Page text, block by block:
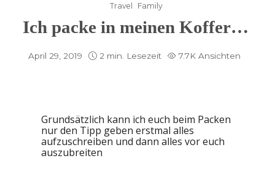
Travel Family
Ich packe in meinen Koffer…
April 29, 2019 2 min. Lesezeit 7.7K Ansichten
Grundsätzlich kann ich euch beim Packen
nur den Tipp geben erstmal alles
aufzuschreiben und dann alles vor euch
auszubreiten